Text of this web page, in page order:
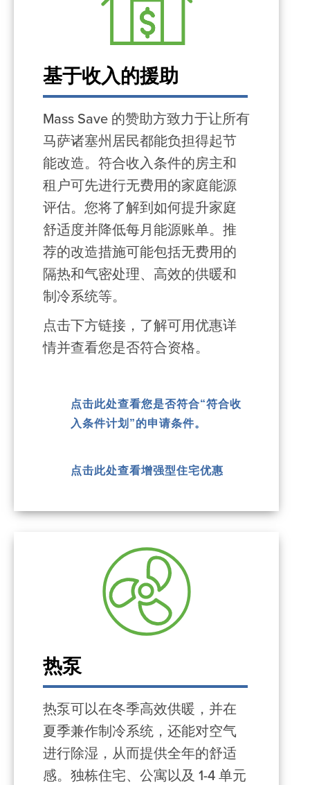
基于收入的援助
Mass Save 的赞助方致力于让所有
马萨诸塞州居民都能负担得起节
能改造。符合收入条件的房主和
租户可先进行无费用的家庭能源
评估。您将了解到如何提升家庭
舒适度并降低每月能源账单。推
荐的改造措施可能包括无费用的
隔热和气密处理、高效的供暖和
制冷系统等。
点击下方链接，了解可用优惠详
情并查看您是否符合资格。
点击此处查看您是否符合“符合收
入条件计划”的申请条件。
点击此处查看增强型住宅优惠
热泵
热泵可以在冬季高效供暖，并在
夏季兼作制冷系统，还能对空气
进行除湿，从而提供全年的舒适
感。独栋住宅、公寓以及 1-4 单元